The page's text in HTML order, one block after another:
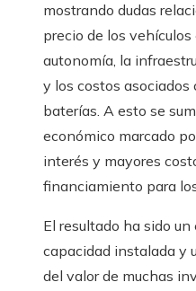
mostrando dudas
precio de los vehículos
autonomía, la
y los costos asociados
baterías. A esto se
económico marcado
interés y mayores
financiamiento para
El resultado ha sido un
capacidad instalada y
del valor de muchas